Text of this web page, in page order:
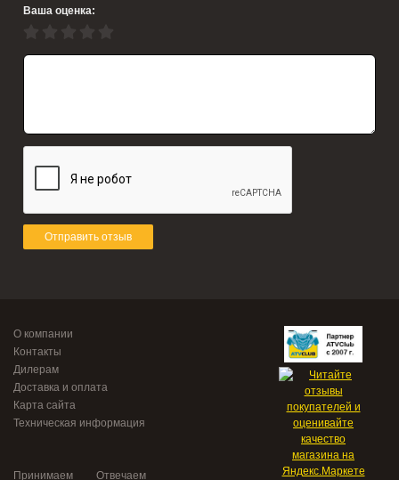
Ваша оценка:
Отправить отзыв
О компании
Контакты
Дилерам
Доставка и оплата
Карта сайта
Техническая информация
Принимаем Отвечаем